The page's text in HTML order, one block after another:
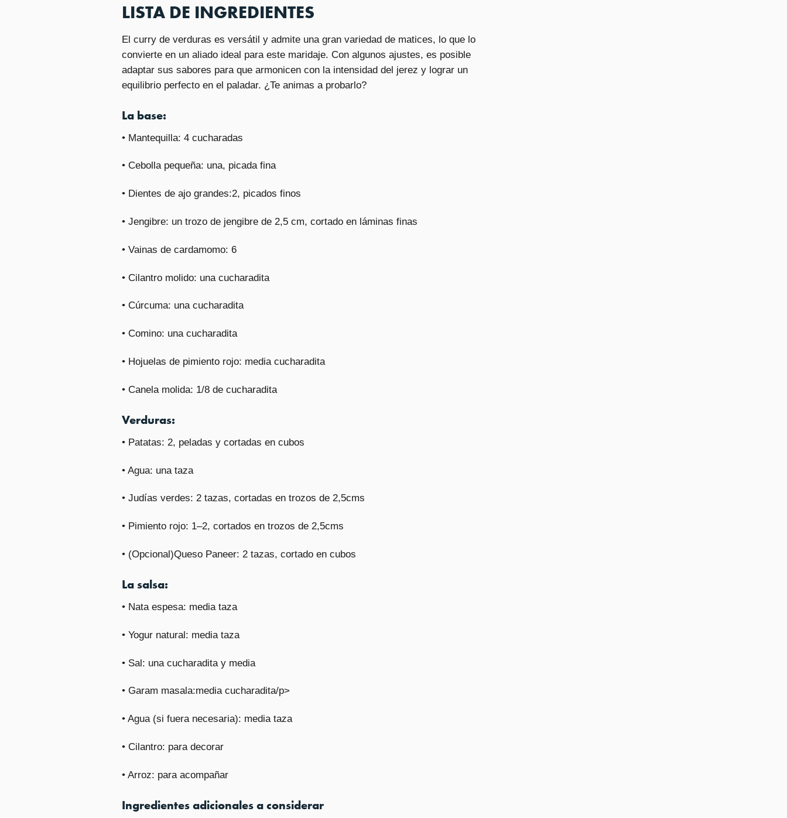
LISTA DE INGREDIENTES
El curry de verduras es versátil y admite una gran variedad de matices, lo que lo
convierte en un aliado ideal para este maridaje. Con algunos ajustes, es posible
adaptar sus sabores para que armonicen con la intensidad del jerez y lograr un
equilibrio perfecto en el paladar. ¿Te animas a probarlo?
La base:
• Mantequilla: 4 cucharadas
• Cebolla pequeña: una, picada fina
• Dientes de ajo grandes:2, picados finos
• Jengibre: un trozo de jengibre de 2,5 cm, cortado en láminas finas
• Vainas de cardamomo: 6
• Cilantro molido: una cucharadita
• Cúrcuma: una cucharadita
• Comino: una cucharadita
• Hojuelas de pimiento rojo: media cucharadita
• Canela molida: 1/8 de cucharadita
Verduras:
• Patatas: 2, peladas y cortadas en cubos
• Agua: una taza
• Judías verdes: 2 tazas, cortadas en trozos de 2,5cms
• Pimiento rojo: 1–2, cortados en trozos de 2,5cms
• (Opcional)Queso Paneer: 2 tazas, cortado en cubos
La salsa:
• Nata espesa: media taza
• Yogur natural: media taza
• Sal: una cucharadita y media
• Garam masala:media cucharadita/p>
• Agua (si fuera necesaria): media taza
• Cilantro: para decorar
• Arroz: para acompañar
Ingredientes adicionales a considerar